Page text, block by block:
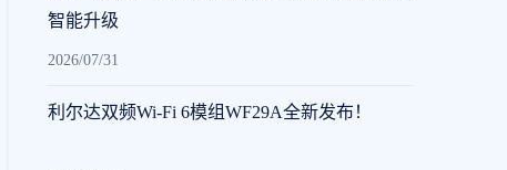
智能升级
2026/07/31
利尔达双频Wi-Fi 6模组WF29A全新发布！